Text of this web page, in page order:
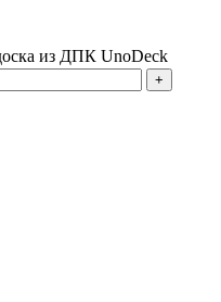
из ДПК UnoDeck